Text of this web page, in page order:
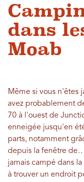
dans
Moab
Même si vous n'êtes
avez probablement
70 à l'ouest de
enneigée jusqu'en
parts, notamment
depuis la fenêtre de…
jamais campé dans
à trouver un endroit